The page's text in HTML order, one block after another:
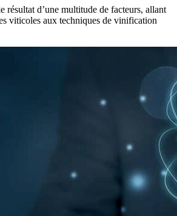
résultat d’une multitude de facteurs, allant
viticoles aux techniques de vinification